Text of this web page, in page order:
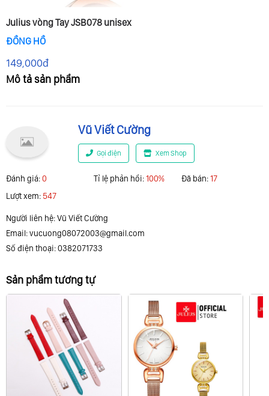
Julius vòng Tay JSB078 unisex
ĐỒNG HỒ
149,000đ
Mô tả sản phẩm
Vũ Viết Cường
Gọi điện Xem Shop
Đánh giá:0 Tỉ lệ phản hổi:100% Đã bán:17
Lượt xem: 547
Người liên hệ: Vũ Viết Cường
Email:vucuong08072003@gmail.com
Số điện thoại: 0382071733
Sản phẩm tương tự